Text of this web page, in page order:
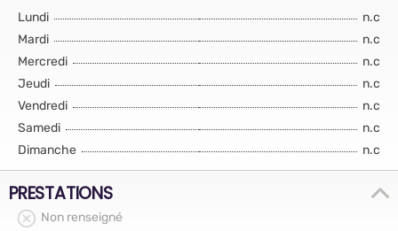
Lundi
n.c
Mardi
n.c
Mercredi
n.c
Jeudi
n.c
Vendredi
n.c
Samedi
n.c
Dimanche
n.c
PRESTATIONS
Non renseigné